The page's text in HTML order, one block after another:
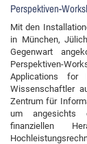
Perspektiven-
Mit den
in München,
Gegenwart
Perspektiven-
Applications
Wissenschaftler
Zentrum für
um angesichts
finanziellen